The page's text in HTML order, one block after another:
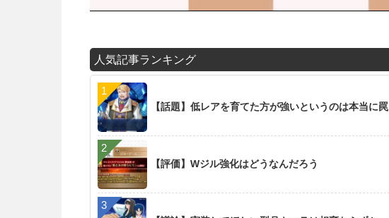
人気記事ランキング
【話題】低レアを育てた方が強いというのは本当に罠
【評価】Wジル強化はどうなんだろう